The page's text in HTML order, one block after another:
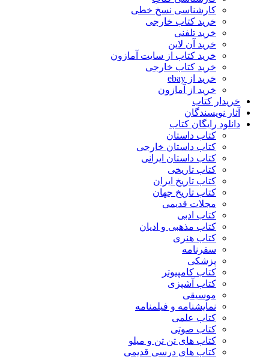
کارشناسی نسخ خطی
خرید کتاب خارجی
خرید تلفنی
خرید آن لاین
خرید کتاب از سایت آمازون
خرید کتاب خارجی
خرید از ebay
خرید از آمازون
خریدار کتاب
آثار نویسندگان
دانلود رایگان کتاب
کتاب داستان
کتاب داستان خارجی
کتاب داستان ایرانی
کتاب تاریخی
کتاب تاریخ ایران
کتاب تاریخ جهان
مجلات قدیمی
کتاب ادبی
کتاب مذهبی و ادیان
کتاب هنری
سفرنامه
پزشکی
کتاب کامپیوتر
کتاب آشپزی
موسیقی
نمایشنامه و فیلمنامه
کتاب علمی
کتاب صوتی
کتاب های تن تن و میلو
کتاب های درسی قدیمی